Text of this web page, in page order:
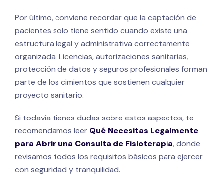
Por último, conviene recordar que la captación de
pacientes solo tiene sentido cuando existe una
estructura legal y administrativa correctamente
organizada. Licencias, autorizaciones sanitarias,
protección de datos y seguros profesionales forman
parte de los cimientos que sostienen cualquier
proyecto sanitario.
Si todavía tienes dudas sobre estos aspectos, te
recomendamos leer Qué Necesitas Legalmente
para Abrir una Consulta de Fisioterapia, donde
revisamos todos los requisitos básicos para ejercer
con seguridad y tranquilidad.